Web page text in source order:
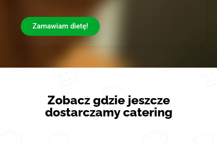
Zamawiam dietę!
Zobacz gdzie jeszcze
dostarczamy catering